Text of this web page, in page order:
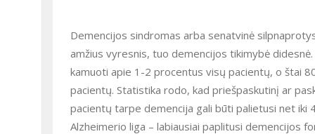
Demencijos sindromas arba senatvinė silpnaprotystė – dažnai pasitaikantis sveikatos sutrikimas. Kuo žmogaus
amžius vyresnis, tuo demencijos tikimybė
kamuoti apie 1-2 procentus visų pacientų, o štai
pacientų. Statistika rodo, kad priešpaskutinį ar
pacientų tarpe demencija gali būti palietusi net
Alzheimerio liga – labiausiai paplitusi demencijos